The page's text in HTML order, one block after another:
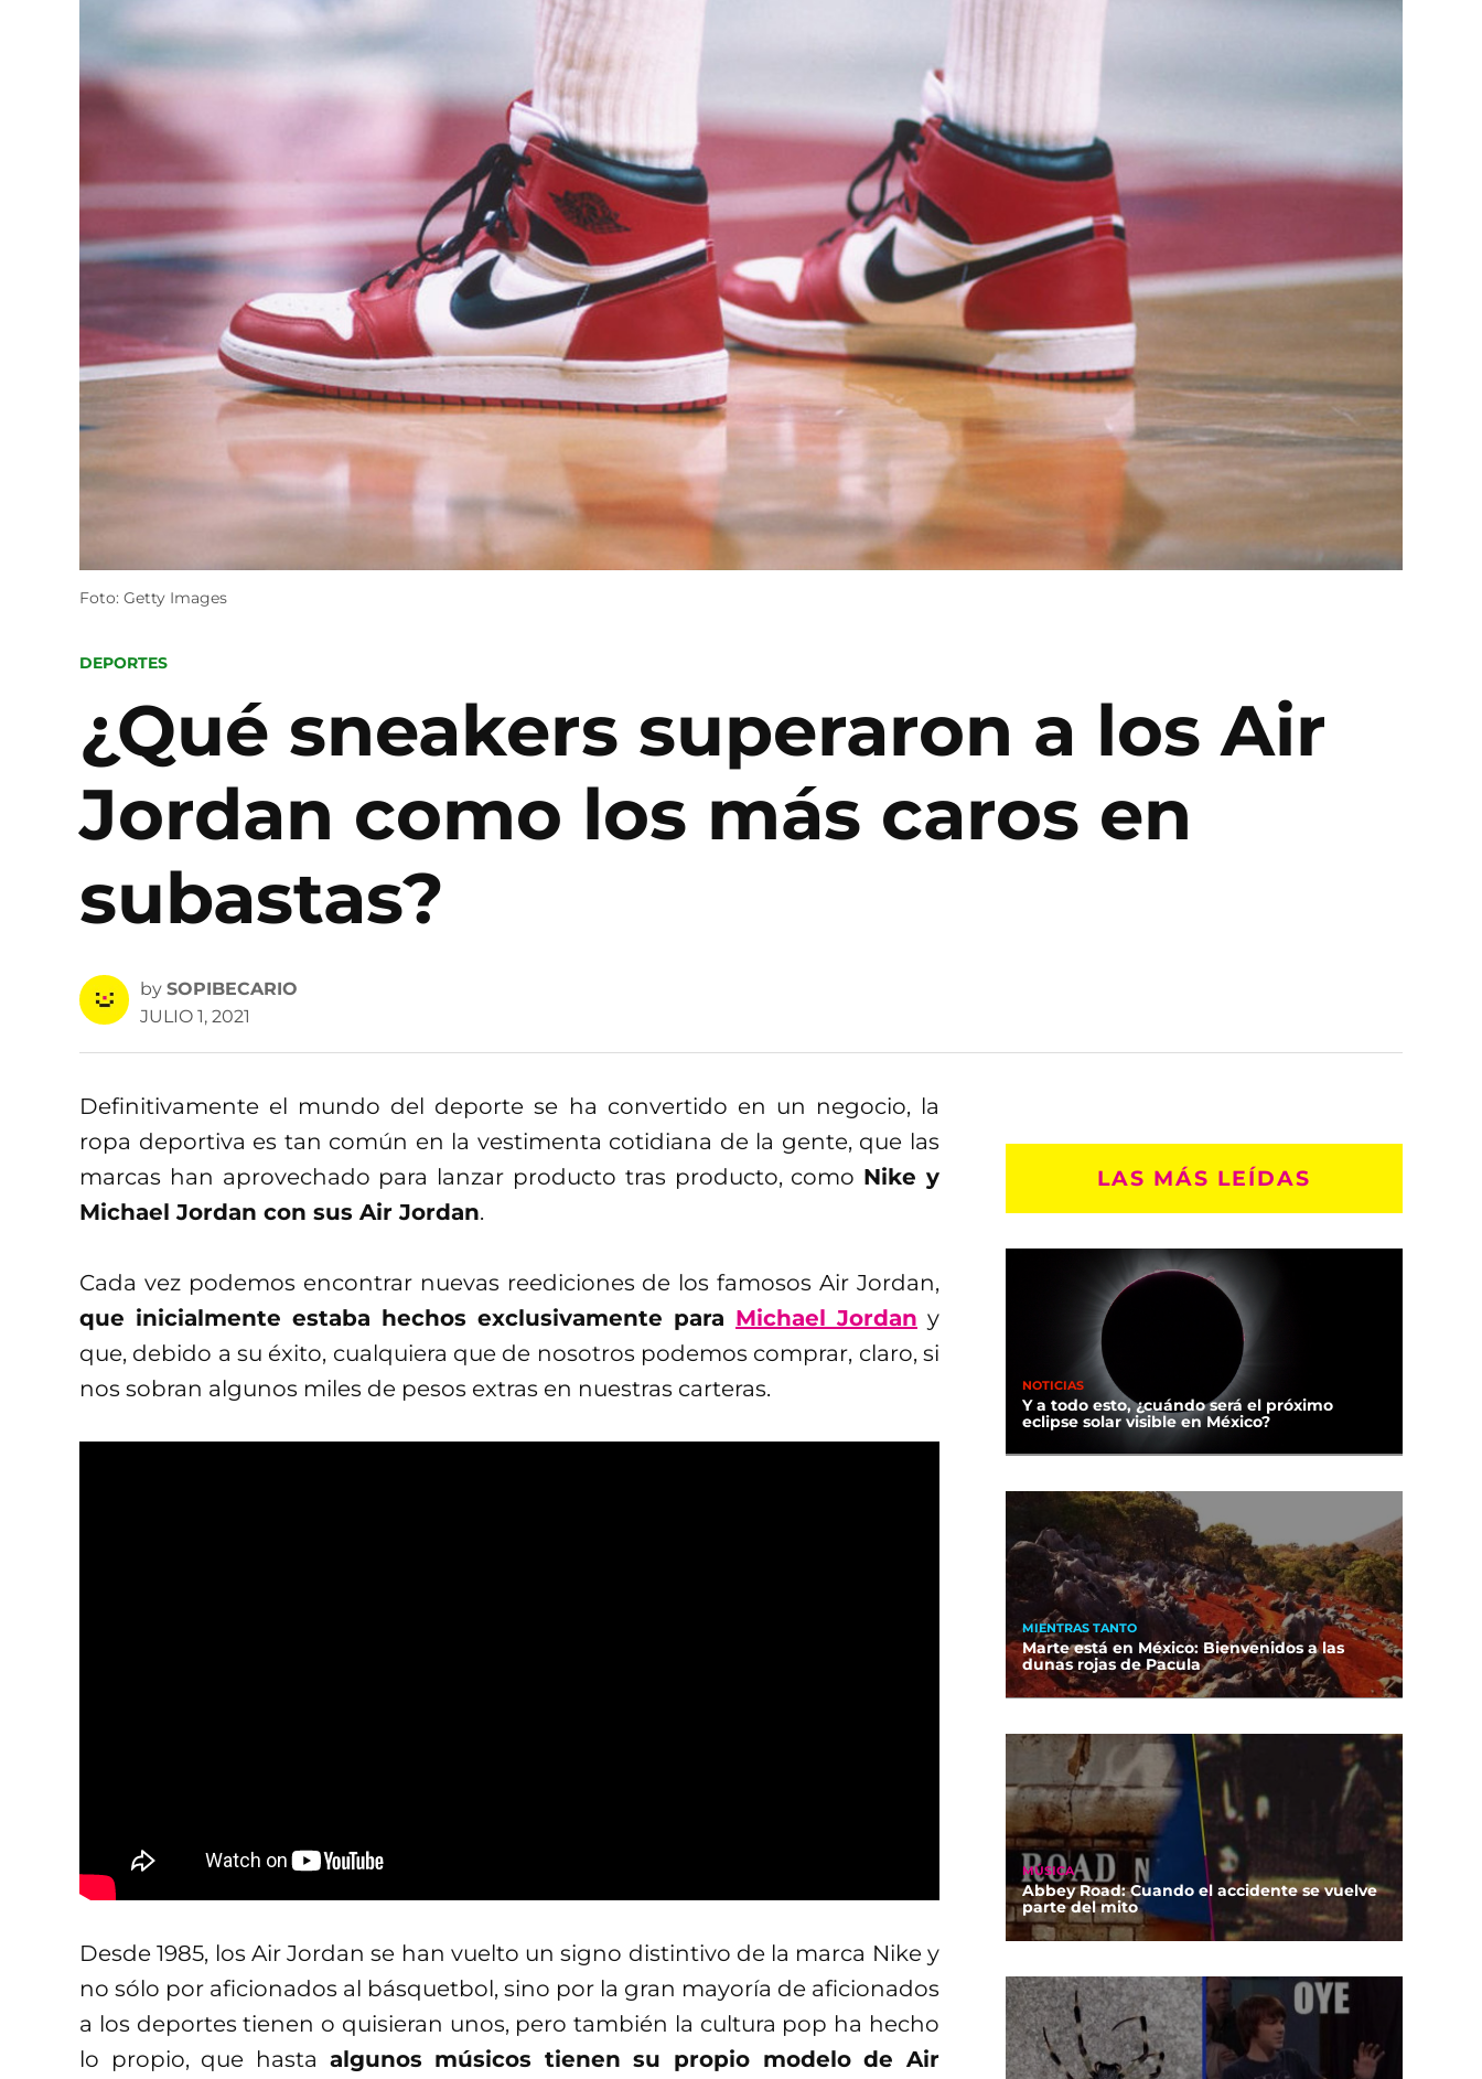
Foto: Getty Images
POSTED
DEPORTES
¿Qué sneakers superaron a los Air
Jordan como los más caros en
subastas?
by SOPIBECARIO
JULIO 1, 2021
Definitivamente el mundo del deporte se ha convertido en un negocio, la
ropa deportiva es tan común en la vestimenta cotidiana de la gente, que las
marcas han aprovechado para lanzar producto tras producto, como Nike y
Michael Jordan con sus Air Jordan.
Cada vez podemos encontrar nuevas reediciones de los famosos Air Jordan,
que inicialmente estaba hechos exclusivamente para Michael Jordan y
que, debido a su éxito, cualquiera que de nosotros podemos comprar, claro, si
nos sobran algunos miles de pesos extras en nuestras carteras.
Desde 1985, los Air Jordan se han vuelto un signo distintivo de la marca Nike y
no sólo por aficionados al básquetbol, sino por la gran mayoría de aficionados
a los deportes tienen o quisieran unos, pero también la cultura pop ha hecho
lo propio, que hasta algunos músicos tienen su propio modelo de Air
LAS MÁS LEÍDAS
NOTICIAS
Y a todo esto, ¿cuándo será el próximo
eclipse solar visible en México?
MIENTRAS TANTO
Marte está en México: Bienvenidos a las
dunas rojas de Pacula
MÚSICA
Abbey Road: Cuando el accidente se vuelve
parte del mito